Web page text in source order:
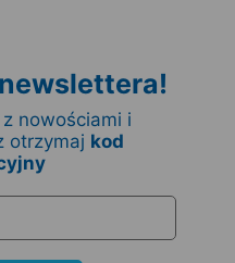
nowościami i
otrzymaj kod